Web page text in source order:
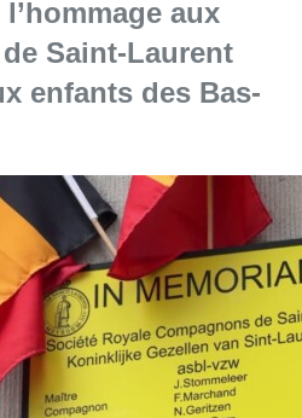
aux
Saint-Laurent
enfants des Bas-